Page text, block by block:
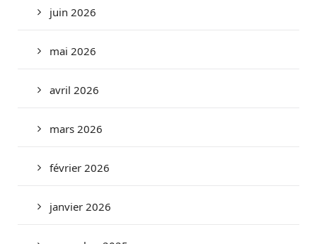
juin 2026
mai 2026
avril 2026
mars 2026
février 2026
janvier 2026